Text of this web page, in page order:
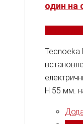
один на
Tecnoeka
H 55 мм.